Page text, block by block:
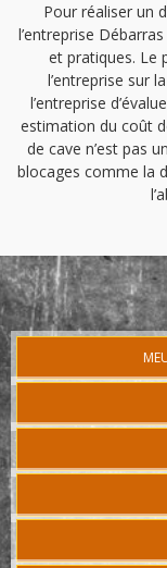
Pour réaliser un
l’entreprise
et pratiques. Le
l’entreprise sur
l’entreprise
estimation du coût
de cave n’est pas
blocages comme la